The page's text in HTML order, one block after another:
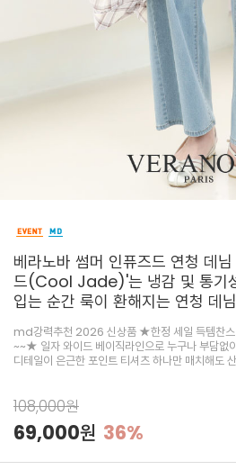
베라노바 썸머 인퓨즈드 연청 데
드(Cool Jade)'는 냉감 및 통기
입는 순간 룩이 환해지는 연청 데
md강력추천 2026 신상품 ★한정 세일 득템찬
~~★ 일자 와이드 베이직라인으로 누구나 부담없
디테일이 은근한 포인트 티셔츠 하나만 매치해도
108,000원
69,000원 36%